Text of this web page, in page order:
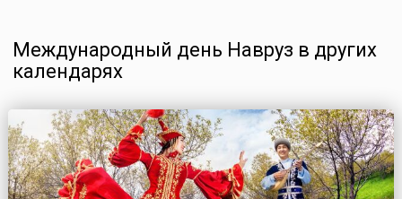
Международный день Навруз в других
календарях